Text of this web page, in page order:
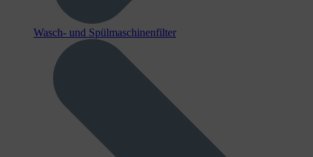
Wasch- und Spülmaschinenfilter